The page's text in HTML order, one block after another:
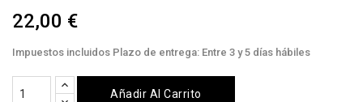
22,00 €
Impuestos incluidos Plazo de entrega: Entre 3 y 5 días hábiles
Añadir Al Carrito